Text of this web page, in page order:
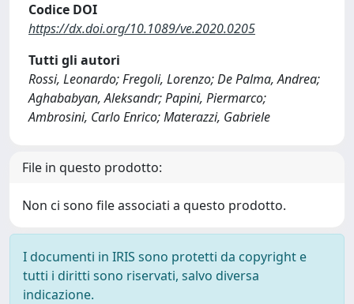
Codice DOI
https://dx.doi.org/10.1089/ve.2020.0205
Tutti gli autori
Rossi, Leonardo; Fregoli, Lorenzo; De Palma, Andrea;
Aghababyan, Aleksandr; Papini, Piermarco;
Ambrosini, Carlo Enrico; Materazzi, Gabriele
File in questo prodotto:
Non ci sono file associati a questo prodotto.
I documenti in IRIS sono protetti da copyright e
tutti i diritti sono riservati, salvo diversa
indicazione.